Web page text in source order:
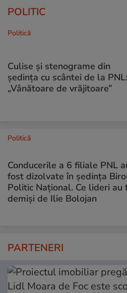
POLITIC
Politică
Culise și stenograme din
ședința cu scântei de la PNL:
„Vânătoare de vrăjitoare”
Politică
Conducerile a 6 filiale PNL
fost dizolvate în ședința
Politic Național. Ce lideri au
demiși de Ilie Bolojan
PARTENERI